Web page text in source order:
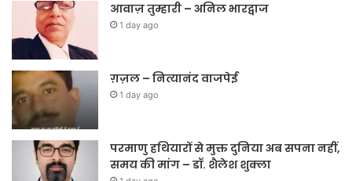
आवाज़ तुम्हारी – अनिल भारद्वाज
1 day ago
ग़ज़ल – नित्यानंद वाजपेई
1 day ago
परमाणु हथियारों से मुक्त दुनिया अब सपना नहीं,
समय की मांग – डॉ. शैलेश शुक्ला